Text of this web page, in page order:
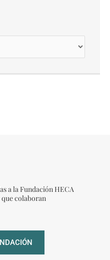
a la Fundación HECA
que colaboran